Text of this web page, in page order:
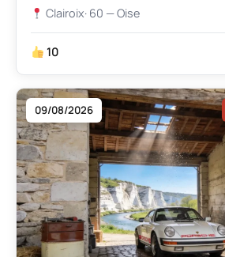
Clairoix· 60 — Oise
10
09/08/2026